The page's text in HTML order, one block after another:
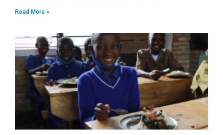
Read More »